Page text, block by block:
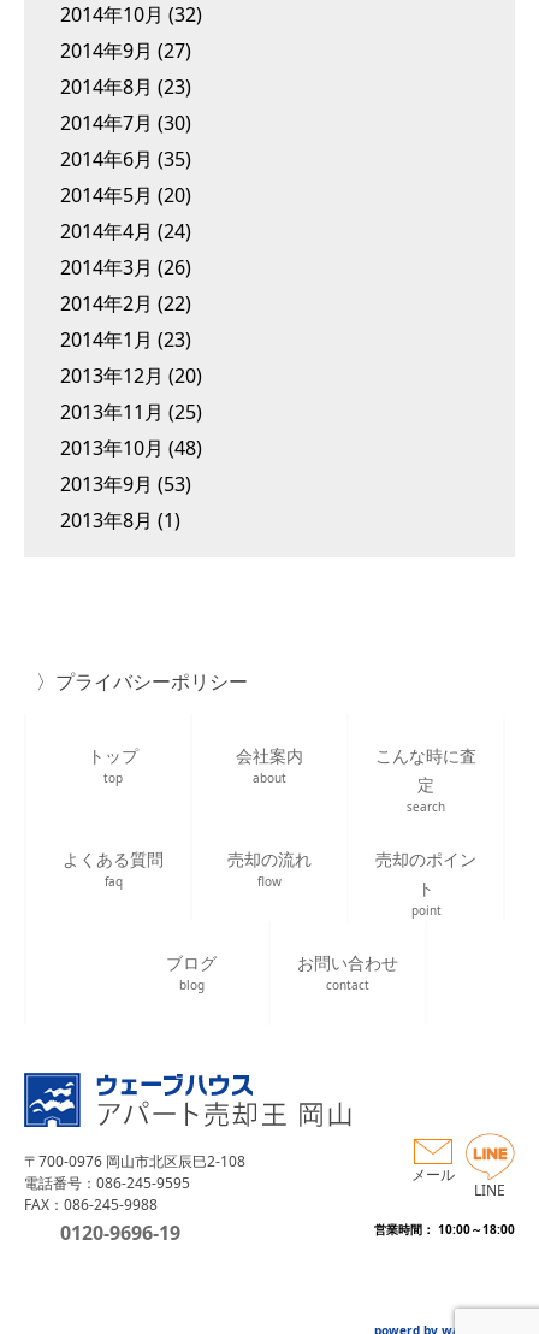
2014年10月 (32)
2014年9月 (27)
2014年8月 (23)
2014年7月 (30)
2014年6月 (35)
2014年5月 (20)
2014年4月 (24)
2014年3月 (26)
2014年2月 (22)
2014年1月 (23)
2013年12月 (20)
2013年11月 (25)
2013年10月 (48)
2013年9月 (53)
2013年8月 (1)
プライバシーポリシー
トップ
top
会社案内
about
こんな時に査
定
search
よくある質問
faq
売却の流れ
flow
売却のポイン
ト
point
ブログ
blog
お問い合わせ
contact
〒700-0976 岡山市北区辰巳2-108
電話番号：086-245-9595
FAX：086-245-9988
0120-9696-19 営業時間： 10:00～18:00
メール
LINE